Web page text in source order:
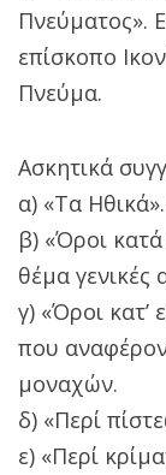
Πνεύματος».
επίσκοπο
Πνεύμα.
Ασκητικά
α) «Τα
β) «Όροι
θέμα γενικές
γ) «Όροι κατ’
που
μοναχών.
δ) «Περί
ε) «Περί